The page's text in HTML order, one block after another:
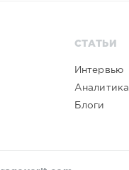
СТАТЬИ
Интервью
Аналитика
Блоги